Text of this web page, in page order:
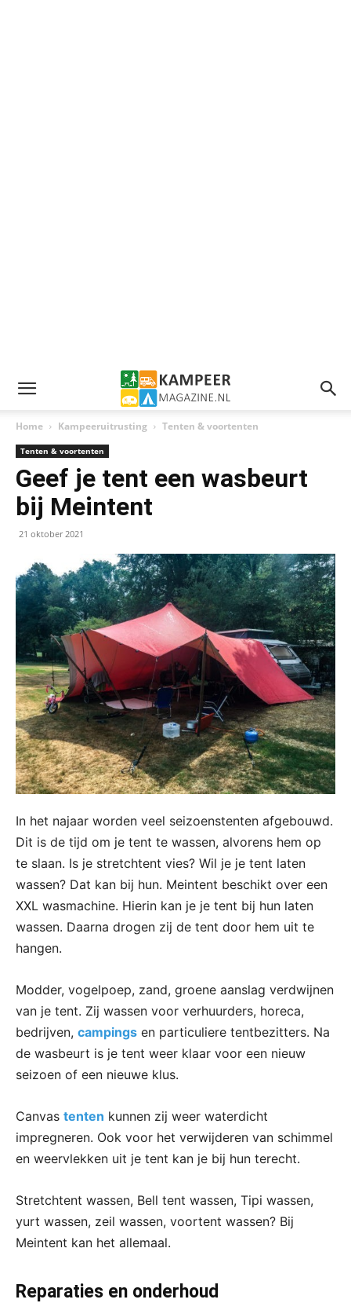
Home Kampeeruitrusting Tenten & voortenten
Tenten & voortenten
Geef je tent een wasbeurt
bij Meintent
21 oktober 2021
In het najaar worden veel seizoenstenten afgebouwd.
Dit is de tijd om je tent te wassen, alvorens hem op
te slaan. Is je stretchtent vies? Wil je je tent laten
wassen? Dat kan bij hun. Meintent beschikt over een
XXL wasmachine. Hierin kan je je tent bij hun laten
wassen. Daarna drogen zij de tent door hem uit te
hangen.
Modder, vogelpoep, zand, groene aanslag verdwijnen
van je tent. Zij wassen voor verhuurders, horeca,
bedrijven, campings en particuliere tentbezitters. Na
de wasbeurt is je tent weer klaar voor een nieuw
seizoen of een nieuwe klus.
Canvas tenten kunnen zij weer waterdicht
impregneren. Ook voor het verwijderen van schimmel
en weervlekken uit je tent kan je bij hun terecht.
Stretchtent wassen, Bell tent wassen, Tipi wassen,
yurt wassen, zeil wassen, voortent wassen? Bij
Meintent kan het allemaal.
Reparaties en onderhoud